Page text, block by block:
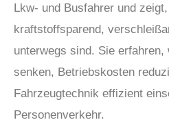
Lkw- und Busfahrer und
kraftstoffsparend,
unterwegs sind. Sie erfahren,
senken, Betriebskosten
Fahrzeugtechnik effizient
Personenverkehr.